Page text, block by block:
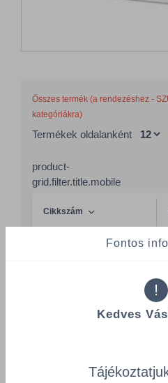
Összes termék (a rendezéshez -
kategóriákra)
Termékek oldalanként
product-
grid.filter.title.mobile
Cikkszám
Tork intimtasak-tartó -
Fontos
!
Kedves